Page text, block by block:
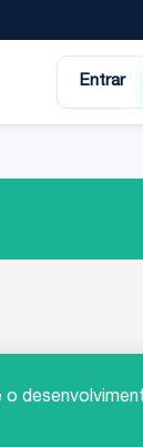
Entrar